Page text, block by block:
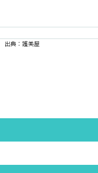
出典：護美屋